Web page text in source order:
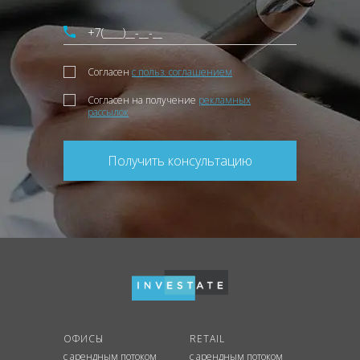
Согласен с польз. соглашением
Согласен на получение рекламных
рассылок
Получить консультацию
ОФИСЫ
с арендным потоком
RETAIL
с арендным потоком